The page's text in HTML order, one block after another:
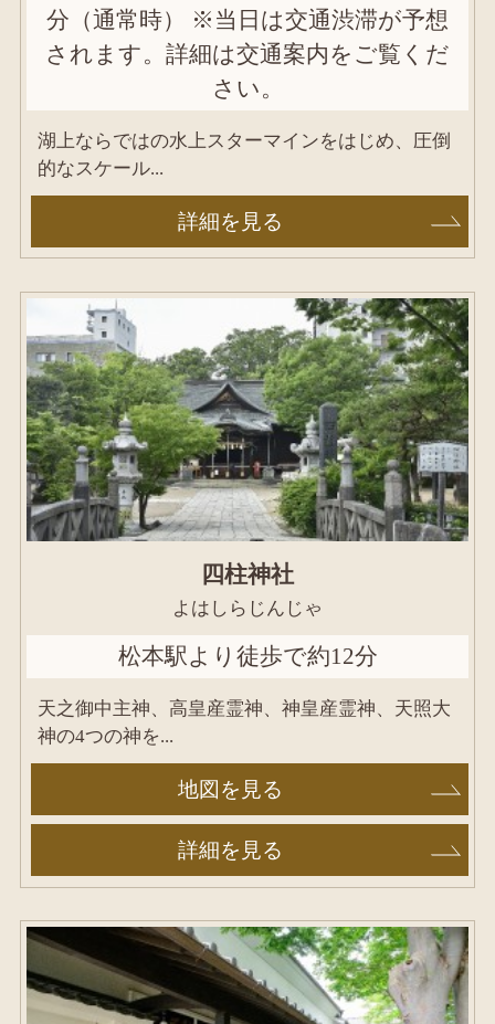
分（通常時） ※当日は交通渋滞が予想
されます。詳細は交通案内をご覧くだ
さい。
湖上ならではの水上スターマインをはじめ、圧倒
的なスケール...
詳細を見る
四柱神社
よはしらじんじゃ
松本駅より徒歩で約12分
天之御中主神、高皇産霊神、神皇産霊神、天照大
神の4つの神を...
地図を見る
詳細を見る